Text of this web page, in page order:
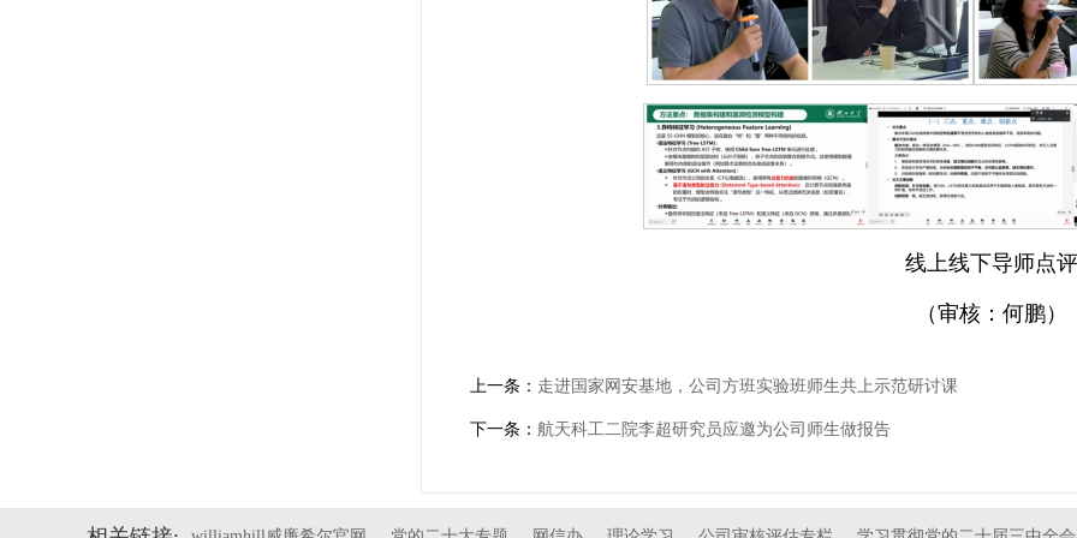
线上线下导师点评
（审核：何鹏）
上一条： 走进国家网安基地，公司方班实验班师生共上示范研讨课
下一条： 航天科工二院李超研究员应邀为公司师生做报告